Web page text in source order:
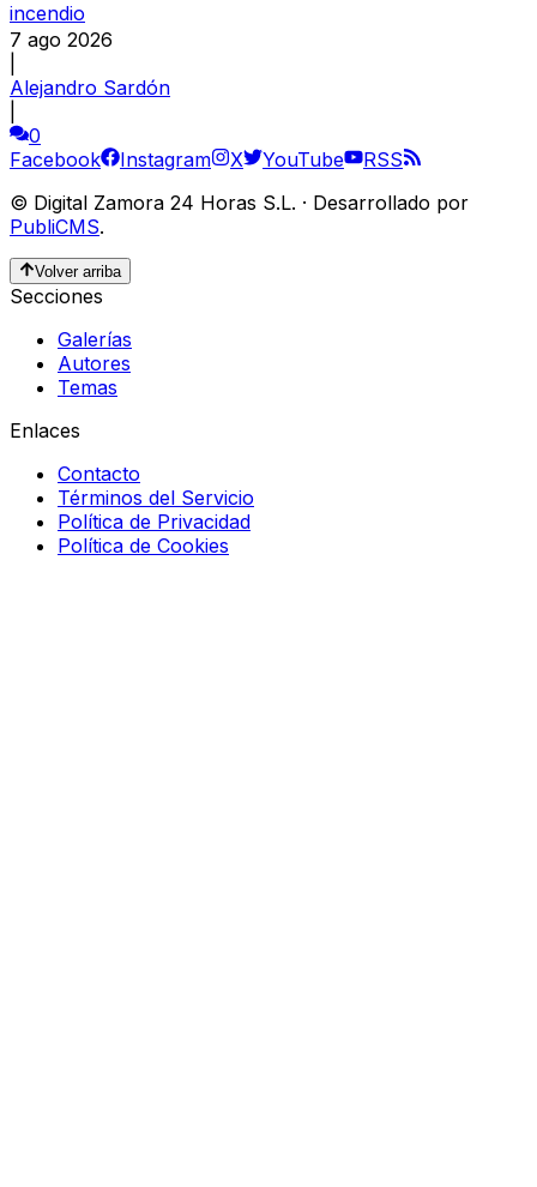
incendio
7 ago 2026
Alejandro Sardón
0
Facebook
Instagram X YouTube
RSS
© Digital Zamora 24 Horas S.L. · Desarrollado por
PubliCMS.
Volver arriba
Secciones
Galerías
Autores
Temas
Enlaces
Contacto
Términos del Servicio
Política de Privacidad
Política de Cookies